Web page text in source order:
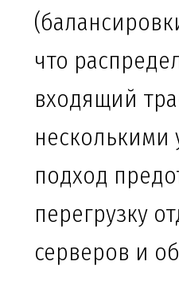
что
входящий
несколькими
подход
перегрузку
серверов и